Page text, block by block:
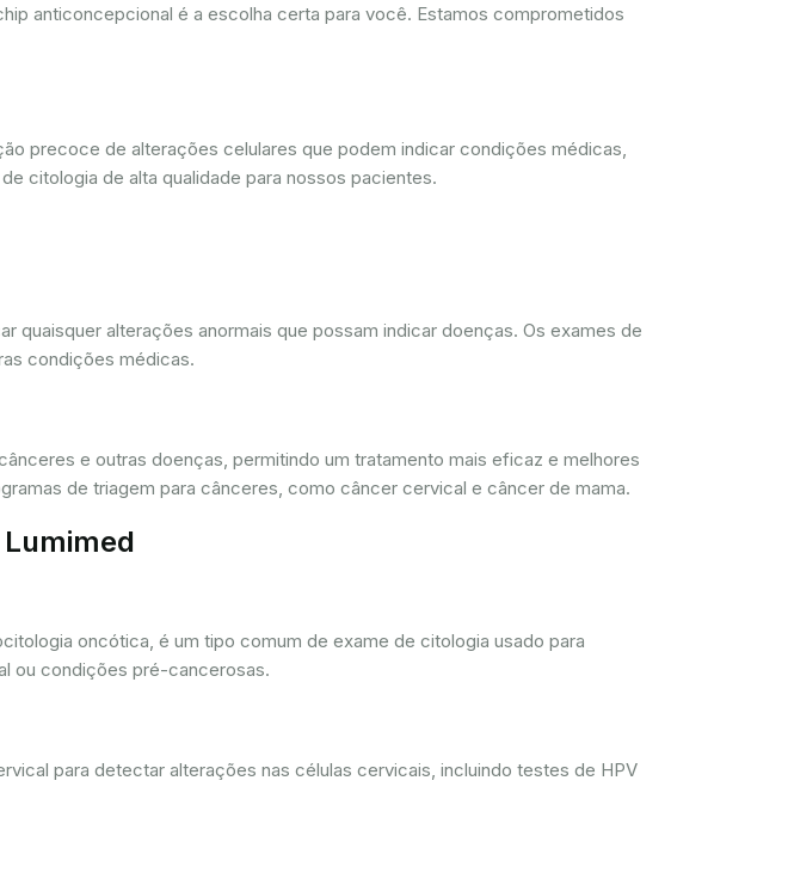
anticoncepcional é a escolha certa para você. Estamos comprometidos
precoce de alterações celulares que podem indicar condições médicas,
citologia de alta qualidade para nossos pacientes.
alterações anormais que possam indicar doenças. Os exames de
condições médicas.
e outras doenças, permitindo um tratamento mais eficaz e melhores
de triagem para cânceres, como câncer cervical e câncer de mama.
oncótica, é um tipo comum de exame de citologia usado para
ou condições pré-cancerosas.
para detectar alterações nas células cervicais, incluindo testes de HPV